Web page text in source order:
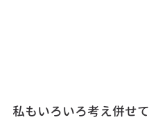
私もいろいろ考え併せて